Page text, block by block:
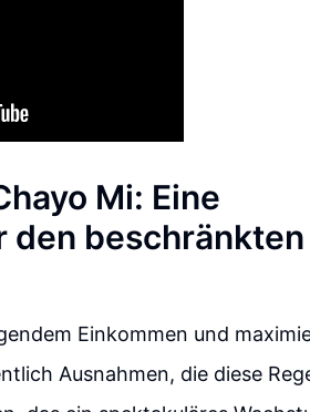
Mi: Eine
den beschränkten
Einkommen und
Ausnahmen, die diese